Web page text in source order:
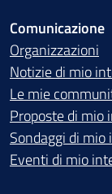
Comunicazione
Organizzazioni
Notizie di mio
Le mie
Proposte di mio
Sondaggi di mio
Eventi di mio